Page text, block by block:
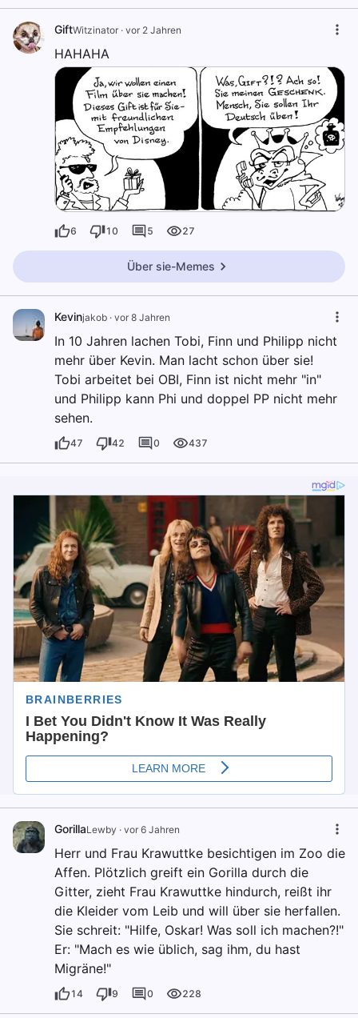
GiftWitzinator · vor 2 Jahren
HAHAHA
6 10 5 27
Über sie-Memes
Kevinjakob · vor 8 Jahren
In 10 Jahren lachen Tobi, Finn und Philipp nicht
mehr über Kevin. Man lacht schon über sie!
Tobi arbeitet bei OBI, Finn ist nicht mehr "in"
und Philipp kann Phi und doppel PP nicht mehr
sehen.
47 42 0 437
GorillaLewby · vor 6 Jahren
Herr und Frau Krawuttke besichtigen im Zoo die
Affen. Plötzlich greift ein Gorilla durch die
Gitter, zieht Frau Krawuttke hindurch, reißt ihr
die Kleider vom Leib und will über sie herfallen.
Sie schreit: "Hilfe, Oskar! Was soll ich machen?!"
Er: "Mach es wie üblich, sag ihm, du hast
Migräne!"
14 9 0 228